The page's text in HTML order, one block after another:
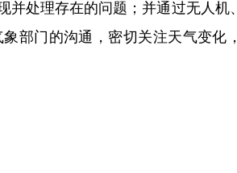
并处理存在的问题；并通过无人机
部门的沟通，密切关注天气变化